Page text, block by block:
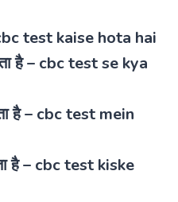
cbc test kaise hota hai
है – cbc test se kya
है – cbc test mein
है – cbc test kiske